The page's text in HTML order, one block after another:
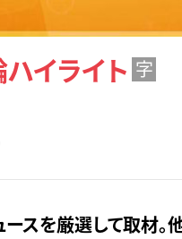
イライト 字
スを厳選して取材。